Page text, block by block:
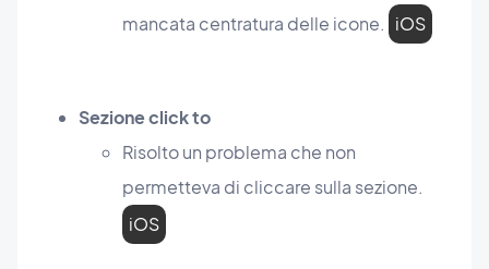
mancata centratura delle icone. iOS
Sezione click to
Risolto un problema che non
permetteva di cliccare sulla sezione.
iOS